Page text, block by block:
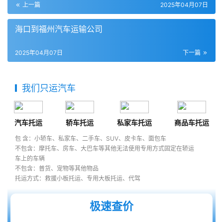
上一篇 2025年04月07日
海口到福州汽车运输公司
下一篇
2025年04月07日
我们只运汽车
汽车托运 轿车托运 私家车托运 商品车托运
包 含：小轿车、私家车、二手车、SUV、皮卡车、面包车
不包含：摩托车、房车、大巴车等其他无法使用专用方式固定在轿运
车上的车辆
不包含：普货、宠物等其他物品
托运方式：救援小板托运、专用大板托运、代驾
极速查价